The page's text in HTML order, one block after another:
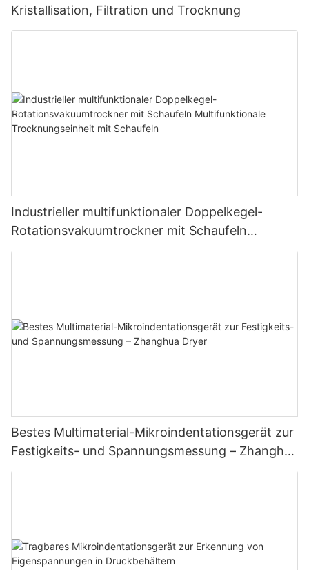
Kristallisation, Filtration und Trocknung
Industrieller multifunktionaler Doppelkegel-
Rotationsvakuumtrockner mit Schaufeln
Multifunktionale Trocknungseinheit mit
Bestes Multimaterial-Mikroindentationsgerät zur
Festigkeits- und Spannungsmessung – Zhanghua
Dryer